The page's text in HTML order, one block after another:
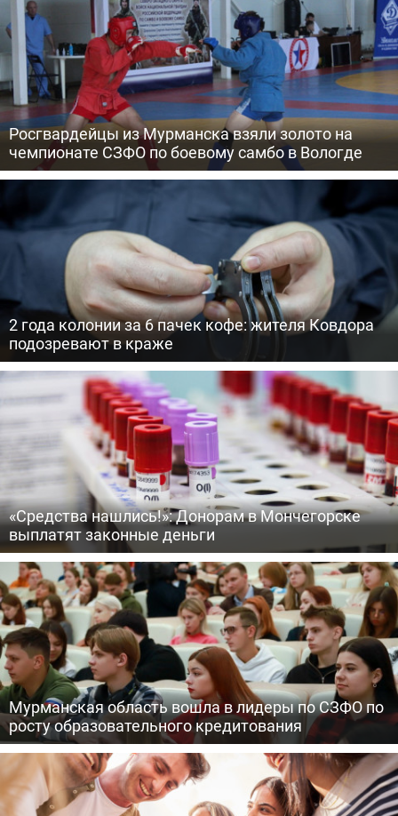
Росгвардейцы из Мурманска взяли золото на
чемпионате СЗФО по боевому самбо в Вологде
2 года колонии за 6 пачек кофе: жителя Ковдора
подозревают в краже
«Средства нашлись!»: Донорам в Мончегорске
выплатят законные деньги
Мурманская область вошла в лидеры по СЗФО по
росту образовательного кредитования